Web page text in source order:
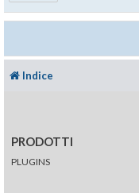
Indice
PRODOTTI
PLUGINS